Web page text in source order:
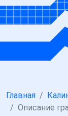
Главная
Описание